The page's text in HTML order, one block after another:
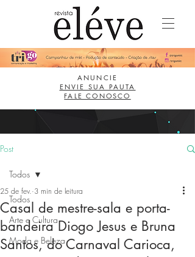
ANUNCIE
ENVIE SUA PAUTA
FALE CONOSCO
Post
Todos
Arte e Cultura
Moda e Beleza
Todos
Casal de mestre-sala e porta-
bandeira Diogo Jesus e Bruna
Santos, do Carnaval Carioca,
25 de fev. 3 min de leitura